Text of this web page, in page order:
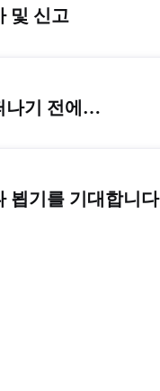
및 신고
나기 전에…
뵙기를 기대합니다